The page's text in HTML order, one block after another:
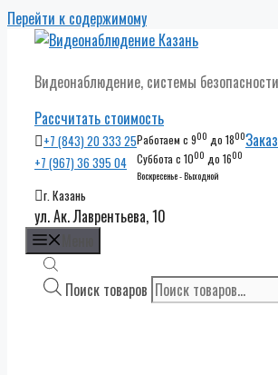
Перейти к содержимому
Видеонаблюдение, системы безопасности
Рассчитать стоимость
+7 (843) 20 333 25
+7 (967) 36 395 04
Работаем с 900 до 1800
Суббота с 1000 до 1600
Воскресенье - Выходной
г. Казань
ул. Ак. Лаврентьева, 10
Поиск товаров